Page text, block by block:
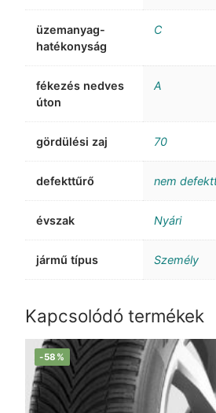
üzemanyag-
hatékonyság
C
fékezés nedves
úton
A
gördülési zaj 70
defekttűrő nem
évszak Nyári
jármű típus Személy
Kapcsolódó termékek
-58%